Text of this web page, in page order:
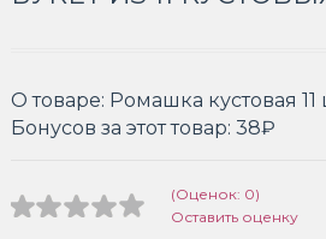
О товаре: Ромашка кустовая
Бонусов за этот товар: 38₽
(Оценок: 0)
Оставить оценку